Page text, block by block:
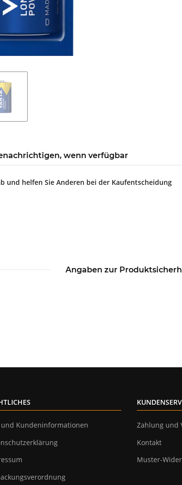
wenn verfügbar
und helfen Sie Anderen bei der Kaufentscheidung
Angaben zur
und Kundeninformationen
Zahlung und
Kontakt
Muster-